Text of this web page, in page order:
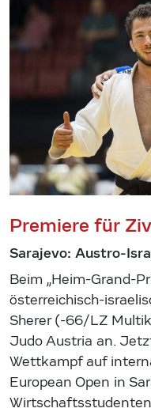
Premiere für
Sarajevo: Austro-
Beim „Heim-Grand-
österreichisch-
Sherer (-66/LZ
Judo Austria an.
Wettkampf auf
European Open in